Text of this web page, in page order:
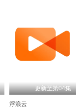
更新至第04集
浮浪云